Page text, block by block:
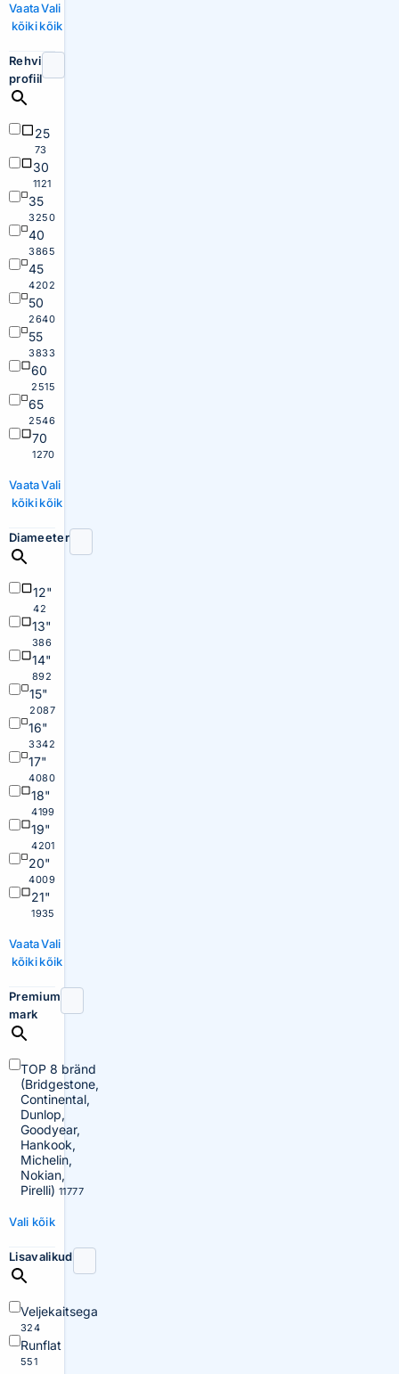
Vaata
kõiki
Vali
kõik
Rehvi
profiil
25
73
30
1121
35
3250
40
3865
45
4202
50
2640
55
3833
60
2515
65
2546
70
1270
Vaata
kõiki
Vali
kõik
Diameeter
12"
42
13"
386
14"
892
15"
2087
16"
3342
17"
4080
18"
4199
19"
4201
20"
4009
21"
1935
Vaata
kõiki
Vali
kõik
Premium
mark
TOP 8 bränd
(Bridgestone,
Continental,
Dunlop,
Goodyear,
Hankook,
Michelin,
Nokian,
Pirelli) 11777
Vali kõik
Lisavalikud
Veljekaitsega
324
Runflat
551